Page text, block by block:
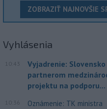
ZOBRAZIŤ NAJNOVŠIE
Vyhlásenia
10:43
Vyjadrenie:
partnerom
projektu na podporu...
10:36
Oznámenie: TK ministra